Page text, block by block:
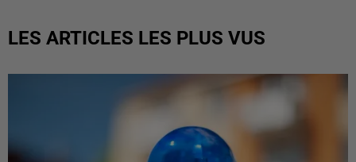
LES ARTICLES LES PLUS VUS